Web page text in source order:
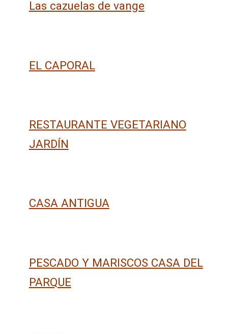
Las cazuelas de vange
EL CAPORAL
RESTAURANTE VEGETARIANO
JARDÍN
CASA ANTIGUA
PESCADO Y MARISCOS CASA DEL
PARQUE